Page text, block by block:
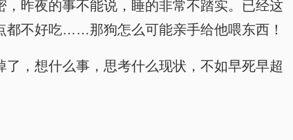
昨夜的事不能说，睡的非常不踏实。已经这
都不好吃……那狗怎么可能亲手给他喂东西！
，想什么事，思考什么现状，不如早死早超